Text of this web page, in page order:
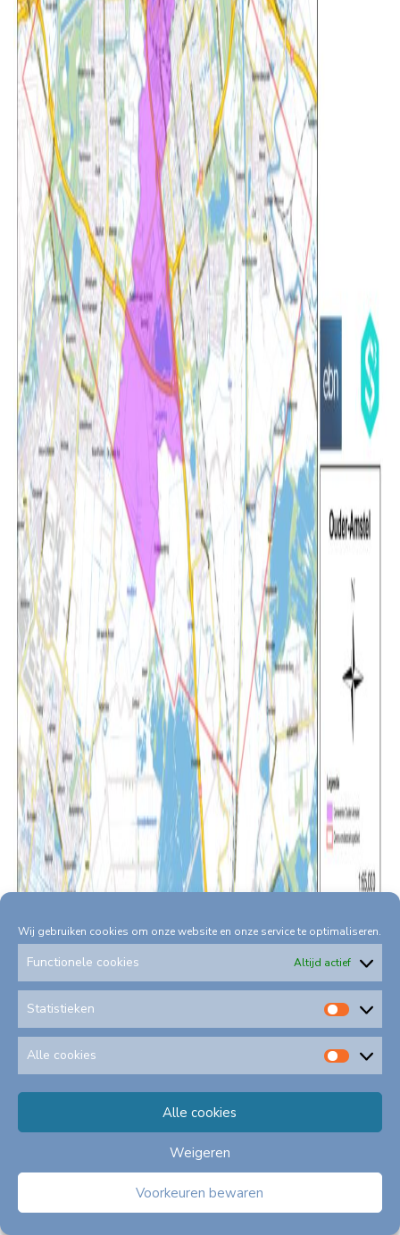
Wij gebruiken cookies om onze website en onze service te optimaliseren.
Functionele cookies Altijd actief
Statistieken
Alle cookies
Alle
Alle cookies
Weigeren
Voorkeuren bewaren
Gemeente Stichtse Vecht